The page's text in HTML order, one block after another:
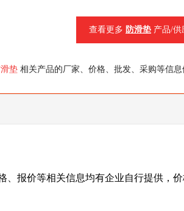
查看更多 防滑垫 产品/供
滑垫 相关产品的厂家、价格、批发、采购等信
、报价等相关信息均有企业自行提供，